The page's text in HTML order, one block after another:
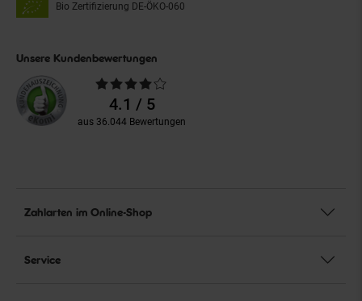
Bio Zertifizierung DE-ÖKO-060
Unsere Kundenbewertungen
Durchschnittliche
Bewertungen4.1 / 5
aus 36.044 Bewertungen
Zahlarten im Online-Shop
Service